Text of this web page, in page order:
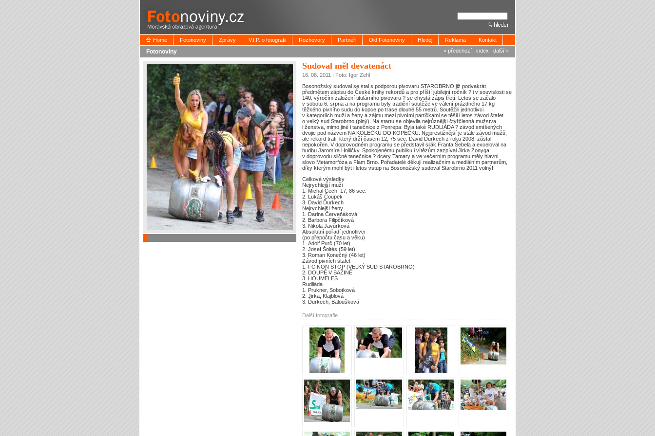
Home Fotonoviny Zprávy V.I.P. o fotografii Rozhovory Partneři Old Fotonoviny Hledej Reklama Kontakt
Fotonoviny « předchozí index další »
Sudoval měl devatenáct
16. 08. 2011 | Foto: Igor Zehl
Bosonožský sudoval se stal s podporou pivovaru STAROBRNO již podvakrát
předmětem zápisu do České knihy rekordů a pro příští jubilejní ročník ? i v souvislosti se
140. výročím založení titulárního pivovaru ? se chystá zápis třetí. Letos se začalo
v sobotu 6. srpna a na programu byly tradiční soutěže ve válení prázdného 17 kg
těžkého pivního sudu do kopce po trase dlouhé 55 metrů. Soutěžili jednotlivci
v kategoriích muži a ženy a zájmu mezi pivními partičkami se těšil i letos závod štafet
o velký sud Starobrno (plný). Na startu se objevila nejrůznější čtyřčlenná mužstva
i ženstva, mimo jiné i tanečnice z Ponrepa. Byla také RUDLIÁDA ? závod smíšených
dvojic pod názvem NA KOLEČKU DO KOPEČKU. Nejprestižnější je stále závod mužů,
ale rekord trati, který drží časem 12, 75 sec. David Ďurkech z roku 2008, zůstal
nepokořen. V doprovodném programu se představil silák Franta Šebela a exceloval na
hudbu Jaromíra Hniličky. Spokojenému publiku i vítězům zazpíval Jirka Zonyga
v doprovodu sličné tanečnice ? dcery Tamary a ve večerním programu měly hlavní
slovo Metamorfóza a Flám Brno. Pořadatelé děkují realizačním a mediálním partnerům,
díky kterým mohl být i letos vstup na Bosonožský sudoval Starobrno 2011 volný!
Celkové výsledky
Nejrychlejší muži
1. Michal Čech, 17, 86 sec.
2. Lukáš Čoupek
3. David Ďurkech
Nejrychlejší ženy
1. Darina Červeňáková
2. Barbora Filipčíková
3. Nikola Javůrková
Absolutní pořadí jednotlivci
(po přepočtu času a věku)
1. Adolf Purč (70 let)
2. Josef Šoltés (59 let)
3. Roman Konečný (46 let)
Závod pivních štafet
1. FC NON STOP (VELKÝ SUD STAROBRNO)
2. DOUPĚ V BAŽINĚ
3. HOUMELES
Rudliáda
1. Prukner, Sobotková
2. Jirka, Klajblová
3. Ďurkech, Baloušková
Další fotografie